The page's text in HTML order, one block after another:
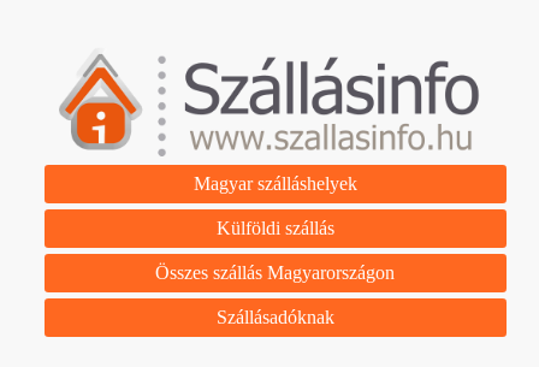
Magyar szálláshelyek
Külföldi szállás
Összes szállás Magyarországon
Szállásadóknak